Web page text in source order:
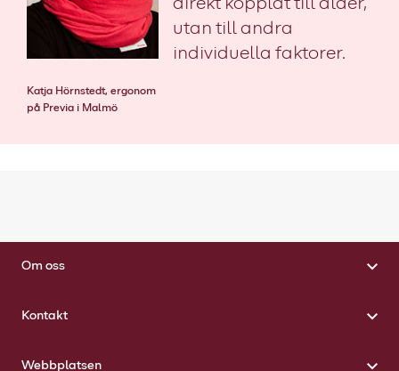
utan till andra
individuella faktorer.
Katja Hörnstedt, ergonom
på Previa i Malmö
Om oss
Kontakt
Webbplatsen